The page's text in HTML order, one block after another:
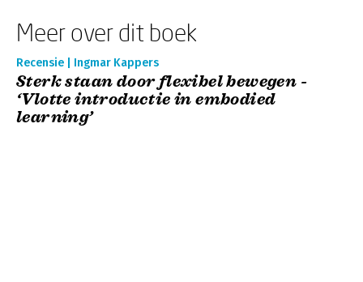
Meer over dit boek
Recensie | Ingmar Kappers
Sterk staan door flexibel bewegen -
‘Vlotte introductie in embodied
learning’